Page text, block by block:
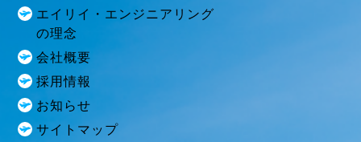
エイリイ・エンジニアリング
の理念
会社概要
採用情報
お知らせ
サイトマップ